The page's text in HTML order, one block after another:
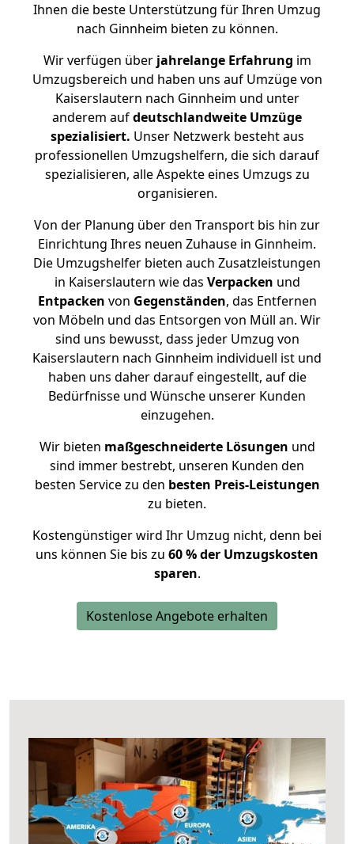
Ihnen die beste Unterstützung für Ihren Umzug
nach Ginnheim bieten zu können.
Wir verfügen überjahrelange Erfahrung im
Umzugsbereich und haben uns auf Umzüge von
Kaiserslautern nach Ginnheim und unter
anderem aufdeutschlandweite Umzüge
spezialisiert. Unser Netzwerk besteht aus
professionellen Umzugshelfern, die sich darauf
spezialisieren, alle Aspekte eines Umzugs zu
organisieren.
Von der Planung über den Transport bis hin zur
Einrichtung Ihres neuen Zuhause in Ginnheim.
Die Umzugshelfer bieten auch Zusatzleistungen
in Kaiserslautern wie das Verpacken und
Entpacken von Gegenständen, das Entfernen
von Möbeln und das Entsorgen von Müll an. Wir
sind uns bewusst, dass jeder Umzug von
Kaiserslautern nach Ginnheim individuell ist und
haben uns daher darauf eingestellt, auf die
Bedürfnisse und Wünsche unserer Kunden
einzugehen.
Wir bieten maßgeschneiderte Lösungen und
sind immer bestrebt, unseren Kunden den
besten Service zu den besten Preis-Leistungen
zu bieten.
Kostengünstiger wird Ihr Umzug nicht, denn bei
uns können Sie bis zu 60 % der Umzugskosten
sparen.
Kostenlose Angebote erhalten